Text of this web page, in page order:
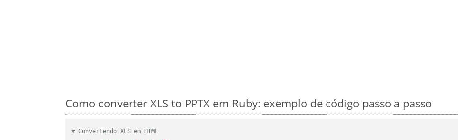
Como converter XLS to PPTX em Ruby: exemplo de código passo a passo
# Convertendo XLS em HTML